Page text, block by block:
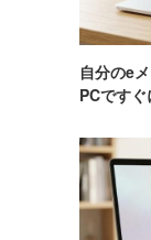
自分のe
PCです